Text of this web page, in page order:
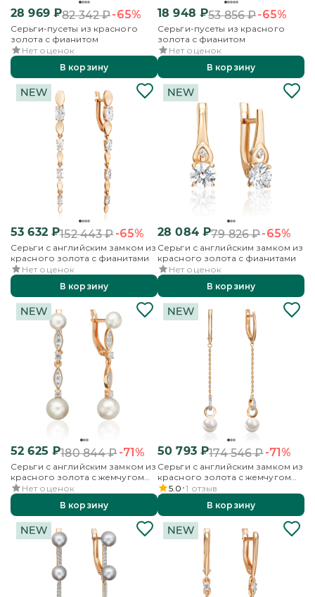
28 969₽82 342₽-65%
Серьги-пусеты из красного
золота с фианитом
Нет оценок
В корзину
18 948 ₽53 856₽-65%
Серьги-пусеты из красного
золота с фианитом
Нет оценок
В корзину
53 632₽152 443₽-65%
Серьги с английским замком из
красного золота с фианитами
Нет оценок
В корзину
28 084₽79 826₽-65%
Серьги с английским замком из
красного золота с фианитами
Нет оценок
В корзину
52 625 ₽180 844₽-71%
Серьги с английским замком из
красного золота с жемчугом
культивированным и
фианитами
Нет оценок
В корзину
50 793₽174 546₽-71%
Серьги с английским замком из
красного золота с жемчугом
культивированным и
фианитами
5.0 1 отзыв
В корзину